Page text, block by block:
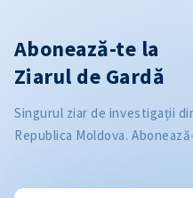
Abonează-te la
Ziarul de Gardă
Singurul ziar de investigații
Republica Moldova.